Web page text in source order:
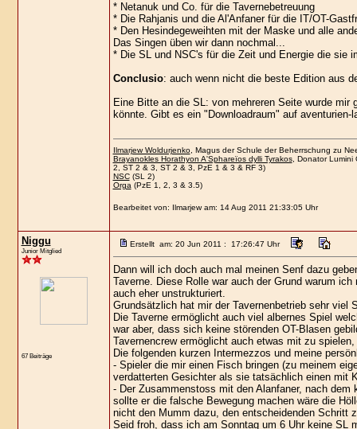
* Netanuk und Co. für die Tavernebetreuung
* Die Rahjanis und die Al'Anfaner für die IT/OT-
* Den Hesindegeweihten mit der Maske und alle
Das Singen üben wir dann nochmal...
* Die SL und NSC's für die Zeit und Energie die sie
Conclusio: auch wenn nicht die beste Edition aus
Eine Bitte an die SL: von mehreren Seite wurde
könnte. Gibt es ein "Downloadraum" auf aventurien-
Ilmarjew Woldurjenko, Magus der Schule der Beherrschung zu
Brayanokles Horathyon A'Sphareïos dylli Tyrakos, Donator Lumini
2, ST 2 & 3, ST 2 & 3, PzE 1 & 3 & RF 3)
NSC(SL 2)
Orga (PzE 1, 2, 3 & 3.5)
Bearbeitet von: Ilmarjew am: 14 Aug 2011 21:33:05 Uhr
Niggu
Junior Mitglied
67 Beiträge
Erstellt am: 20 Jun 2011 : 17:26:47 Uhr
Dann will ich doch auch mal meinen Senf dazu
Taverne. Diese Rolle war auch der Grund warum
auch eher unstrukturiert.
Grundsätzlich hat mir der Tavernenbetrieb sehr viel
Die Taverne ermöglicht auch viel albernes Spiel
war aber, dass sich keine störenden OT-Blasen
Tavernencrew ermöglicht auch etwas mit zu
Die folgenden kurzen Intermezzos und meine
- Spieler die mir einen Fisch bringen (zu meinem
verdatterten Gesichter als sie tatsächlich einen mit
- Der Zusammenstoss mit den Alanfaner, nach
sollte er die falsche Bewegung machen wäre die
nicht den Mumm dazu, den entscheidenden Schritt
Seid froh, dass ich am Sonntag um 6 Uhr keine SL